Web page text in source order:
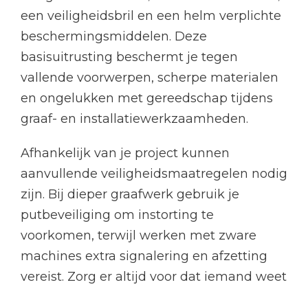
een veiligheidsbril en een helm verplichte
beschermingsmiddelen. Deze
basisuitrusting beschermt je tegen
vallende voorwerpen, scherpe materialen
en ongelukken met gereedschap tijdens
graaf- en installatiewerkzaamheden.
Afhankelijk van je project kunnen
aanvullende veiligheidsmaatregelen nodig
zijn. Bij dieper graafwerk gebruik je
putbeveiliging om instorting te
voorkomen, terwijl werken met zware
machines extra signalering en afzetting
vereist. Zorg er altijd voor dat iemand weet